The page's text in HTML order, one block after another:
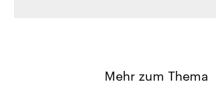
Mehr zum Thema